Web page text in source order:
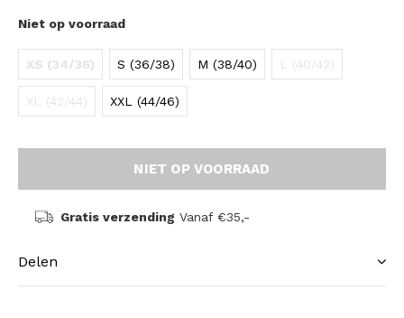
Niet op voorraad
XS (34/36) S (36/38) M (38/40) L (40/42)
XL (42/44) XXL (44/46)
NIET OP VOORRAAD
Gratis verzending Vanaf €35,-
Delen